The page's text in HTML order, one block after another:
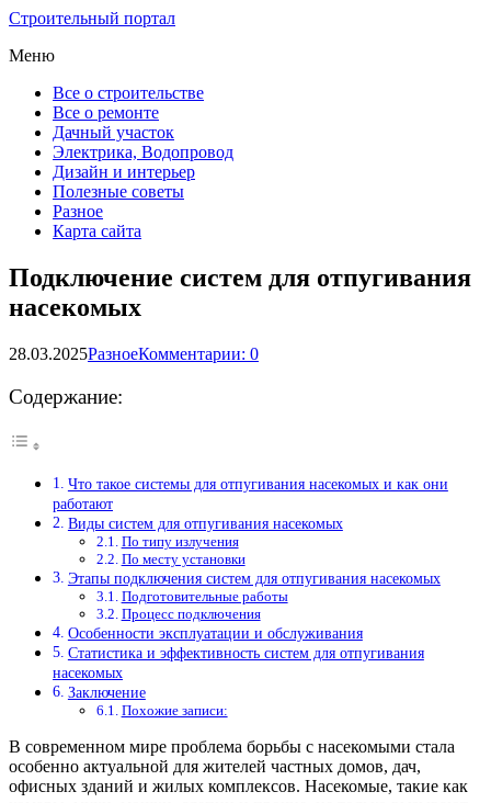
Строительный портал
Меню
Все о строительстве
Все о ремонте
Дачный участок
Электрика, Водопровод
Дизайн и интерьер
Полезные советы
Разное
Карта сайта
Подключение систем для отпугивания
насекомых
28.03.2025РазноеКомментарии: 0
Содержание:
Что такое системы для отпугивания насекомых и как они
работают
Виды систем для отпугивания насекомых
По типу излучения
По месту установки
Этапы подключения систем для отпугивания насекомых
Подготовительные работы
Процесс подключения
Особенности эксплуатации и обслуживания
Статистика и эффективность систем для отпугивания
насекомых
Заключение
Похожие записи:
В современном мире проблема борьбы с насекомыми стала
особенно актуальной для жителей частных домов, дач,
офисных зданий и жилых комплексов. Насекомые, такие как